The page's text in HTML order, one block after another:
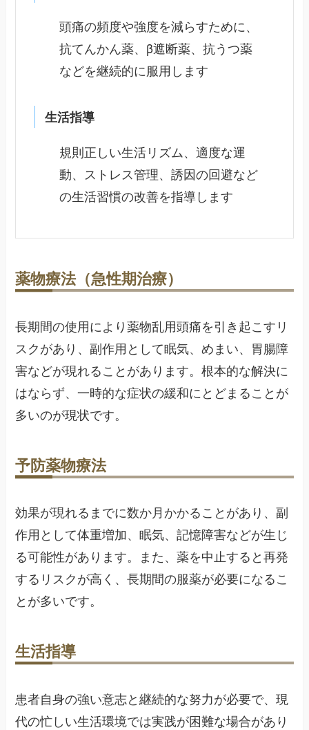
頭痛の頻度や強度を減らすために、
抗てんかん薬、β遮断薬、抗うつ薬
などを継続的に服用します
生活指導
規則正しい生活リズム、適度な運
動、ストレス管理、誘因の回避など
の生活習慣の改善を指導します
薬物療法（急性期治療）
長期間の使用により薬物乱用頭痛を引き起こすリ
スクがあり、副作用として眠気、めまい、胃腸障
害などが現れることがあります。根本的な解決に
はならず、一時的な症状の緩和にとどまることが
多いのが現状です。
予防薬物療法
効果が現れるまでに数か月かかることがあり、副
作用として体重増加、眠気、記憶障害などが生じ
る可能性があります。また、薬を中止すると再発
するリスクが高く、長期間の服薬が必要になるこ
とが多いです。
生活指導
患者自身の強い意志と継続的な努力が必要で、現
代の忙しい生活環境では実践が困難な場合があり